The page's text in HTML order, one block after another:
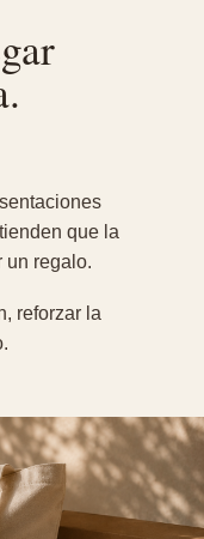
que la
un regalo.
reforzar la